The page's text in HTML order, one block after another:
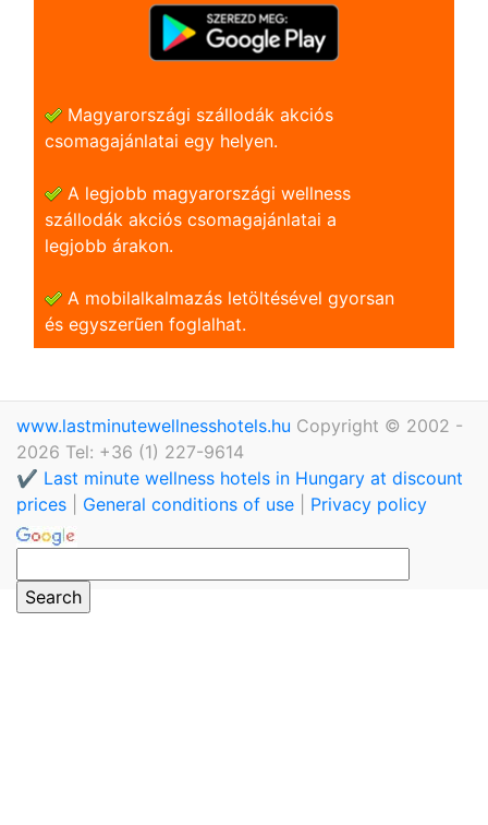
Magyarországi szállodák akciós
csomagajánlatai egy helyen.
A legjobb magyarországi wellness
szállodák akciós csomagajánlatai a
legjobb árakon.
A mobilalkalmazás letöltésével gyorsan
és egyszerũen foglalhat.
www.lastminutewellnesshotels.hu Copyright © 2002 -
2026 Tel: +36 (1) 227-9614
✔️ Last minute wellness hotels in Hungary at discount
prices
General conditions of use Privacy policy